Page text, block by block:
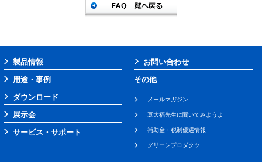
製品情報
用途・事例
ダウンロード
展示会
サービス・サポート
お問い合わせ
その他
メールマガジン
豆大福先生に聞いてみようよ
補助金・税制優遇情報
グリーンプロダクツ